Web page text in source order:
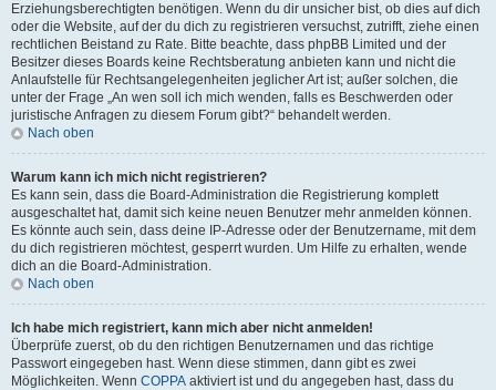
Erziehungsberechtigten benötigen. Wenn du dir unsicher bist, ob dies auf dich
oder die Website, auf der du dich zu registrieren versuchst, zutrifft, ziehe einen
rechtlichen Beistand zu Rate. Bitte beachte, dass phpBB Limited und der
Besitzer dieses Boards keine Rechtsberatung anbieten kann und nicht die
Anlaufstelle für Rechtsangelegenheiten jeglicher Art ist; außer solchen, die
unter der Frage „An wen soll ich mich wenden, falls es Beschwerden oder
juristische Anfragen zu diesem Forum gibt?“ behandelt werden.
Nach oben
Warum kann ich mich nicht registrieren?
Es kann sein, dass die Board-Administration die Registrierung komplett
ausgeschaltet hat, damit sich keine neuen Benutzer mehr anmelden können.
Es könnte auch sein, dass deine IP-Adresse oder der Benutzername, mit dem
du dich registrieren möchtest, gesperrt wurden. Um Hilfe zu erhalten, wende
dich an die Board-Administration.
Nach oben
Ich habe mich registriert, kann mich aber nicht anmelden!
Überprüfe zuerst, ob du den richtigen Benutzernamen und das richtige
Passwort eingegeben hast. Wenn diese stimmen, dann gibt es zwei
Möglichkeiten. Wenn COPPA aktiviert ist und du angegeben hast, dass du